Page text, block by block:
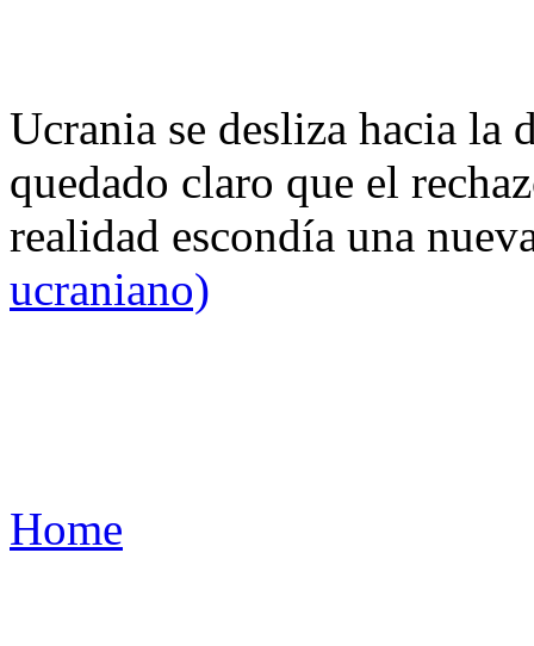
Ucrania se desliza hacia
quedado claro que el
realidad escondía una
ucraniano)
Home